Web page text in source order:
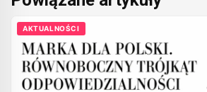
AKTUALNOŚCI